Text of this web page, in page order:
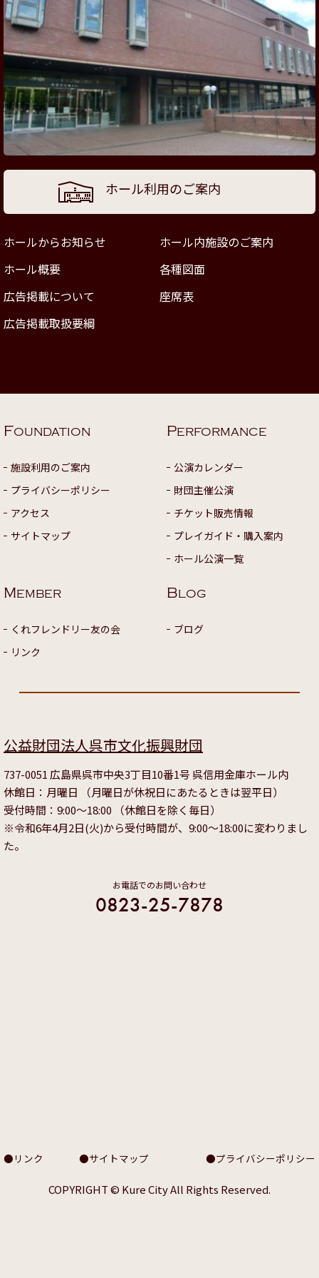
ホール利用のご案内
ホールからお知らせ
ホール内施設のご案内
ホール概要
各種図面
広告掲載について
座席表
広告掲載取扱要綱
FOUNDATION
施設利用のご案内
プライバシーポリシー
アクセス
サイトマップ
PERFORMANCE
公演カレンダー
財団主催公演
チケット販売情報
プレイガイド・購入案内
ホール公演一覧
MEMBER
くれフレンドリー友の会
リンク
BLOG
ブログ
公益財団法人呉市文化振興財団
737-0051 広島県呉市中央3丁目10番1号 呉信用金庫ホール内
休館日：月曜日 （月曜日が休祝日にあたるときは翌平日）
受付時間：9:00～18:00 （休館日を除く毎日）
※令和6年4月2日(火)から受付時間が、9:00～18:00に変わりまし
た。
お電話でのお問い合わせ
0823-25-7878
リンク サイトマップ プライバシーポリシー
COPYRIGHT © Kure City All Rights Reserved.